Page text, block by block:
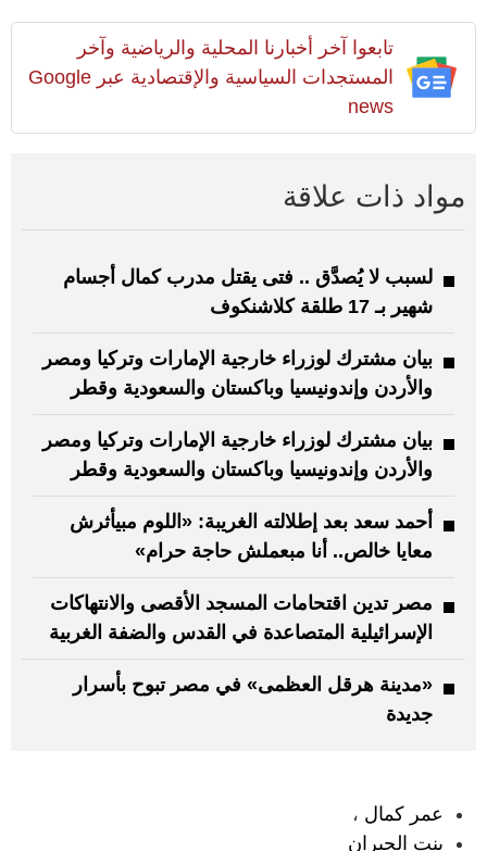
تابعوا آخر أخبارنا المحلية والرياضية وآخر
المستجدات السياسية والإقتصادية عبر Google
news
مواد ذات علاقة
لسبب لا يُصدَّق .. فتى يقتل مدرب كمال أجسام
شهير بـ 17 طلقة كلاشنكوف
بيان مشترك لوزراء خارجية الإمارات وتركيا ومصر
والأردن وإندونيسيا وباكستان والسعودية وقطر
بيان مشترك لوزراء خارجية الإمارات وتركيا ومصر
والأردن وإندونيسيا وباكستان والسعودية وقطر
أحمد سعد بعد إطلالته الغريبة: «اللوم مبيأثرش
معايا خالص.. أنا مبعملش حاجة حرام»
مصر تدين اقتحامات المسجد الأقصى والانتهاكات
الإسرائيلية المتصاعدة في القدس والضفة الغربية
«مدينة هرقل العظمى» في مصر تبوح بأسرار
جديدة
عمر كمال ،
بنت الجيران